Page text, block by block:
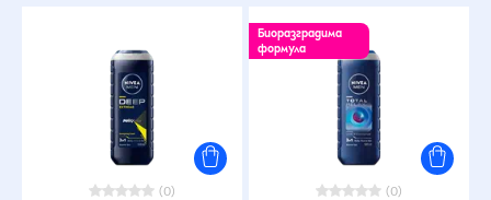
(0)
Биоразградима
формула
(0)